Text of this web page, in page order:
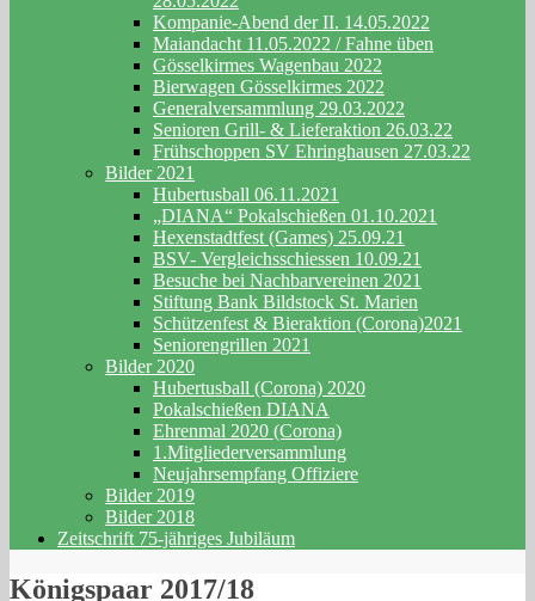
Kompanie-Abend der II. 14.05.2022
Maiandacht 11.05.2022 / Fahne üben
Gösselkirmes Wagenbau 2022
Bierwagen Gösselkirmes 2022
Generalversammlung 29.03.2022
Senioren Grill- & Lieferaktion 26.03.22
Frühschoppen SV Ehringhausen 27.03.22
Bilder 2021
Hubertusball 06.11.2021
„DIANA“ Pokalschießen 01.10.2021
Hexenstadtfest (Games) 25.09.21
BSV- Vergleichsschiessen 10.09.21
Besuche bei Nachbarvereinen 2021
Stiftung Bank Bildstock St. Marien
Schützenfest & Bieraktion (Corona)2021
Seniorengrillen 2021
Bilder 2020
Hubertusball (Corona) 2020
Pokalschießen DIANA
Ehrenmal 2020 (Corona)
1.Mitgliederversammlung
Neujahrsempfang Offiziere
Bilder 2019
Bilder 2018
Zeitschrift 75-jähriges Jubiläum
Königspaar 2017/18